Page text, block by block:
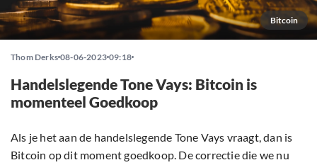
Bitcoin
Thom Derks 08-06-2023 09:18
Handelslegende Tone Vays: Bitcoin is
momenteel Goedkoop
Als je het aan de handelslegende Tone Vays vraagt, dan is
Bitcoin op dit moment goedkoop. De correctie die we nu